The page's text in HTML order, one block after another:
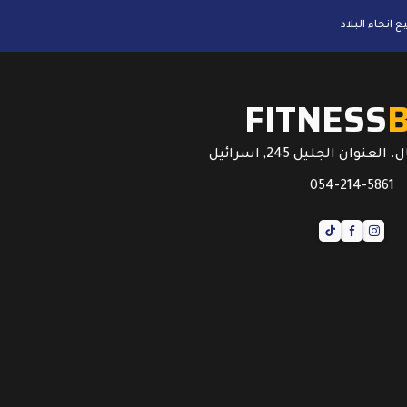
FITNESS
الجليل 245, اسرائيل
054-214-5861